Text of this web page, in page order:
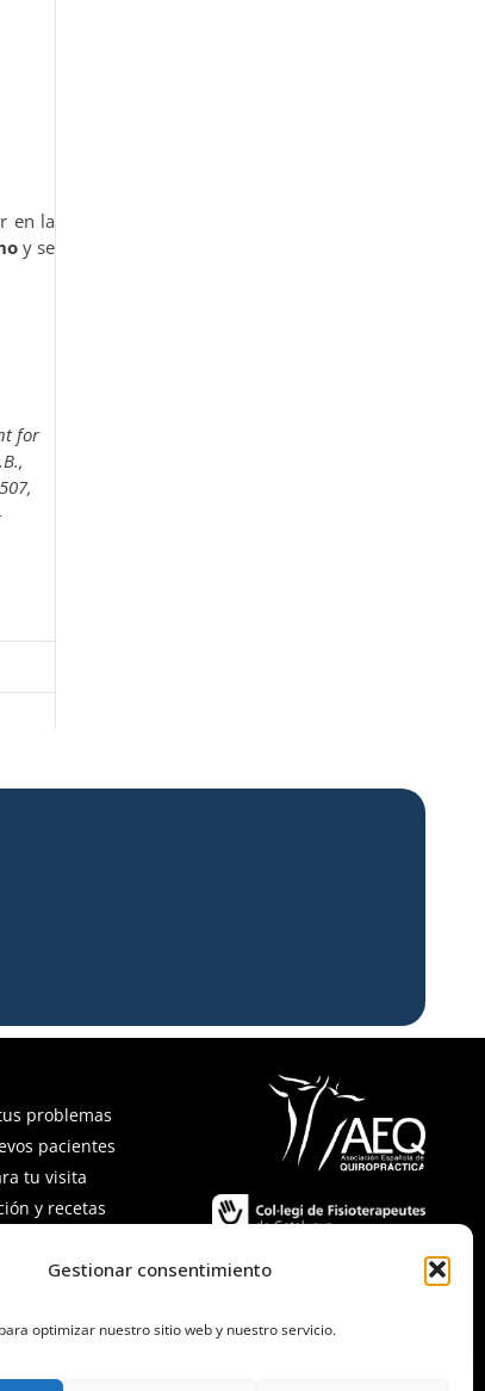
Gestionar consentimiento
optimizar nuestro sitio web y nuestro servicio.
en la
y se
for
problemas
pacientes
tu visita
y recetas